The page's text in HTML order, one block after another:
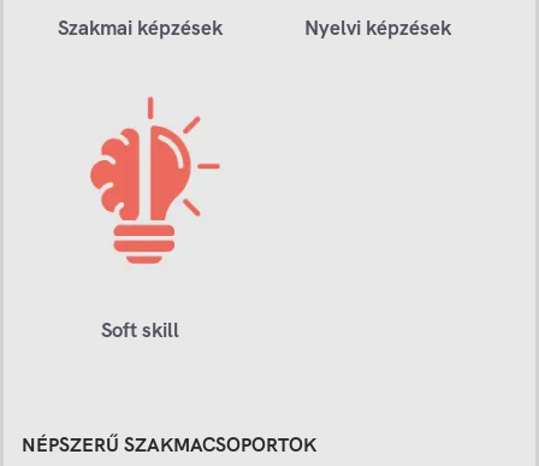
Szakmai képzések Nyelvi képzések
Soft skill
NÉPSZERŰ SZAKMACSOPORTOK